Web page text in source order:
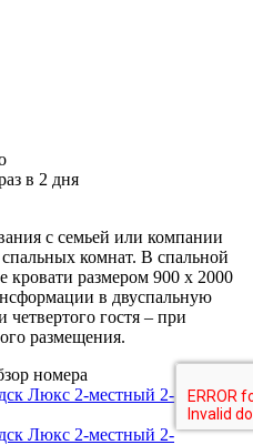
в 2 дня
с семьей или компании
комнат. В спальной
кровати размером 900 х 2000
в двуспальную
четвертого гостя – при
размещения.